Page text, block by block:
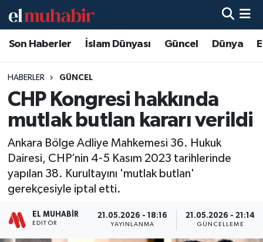
Son Haberler İslam Dünyası Güncel Dünya
HABERLER GÜNCEL
CHP Kongresi hakkında
mutlak butlan kararı verildi
Ankara Bölge Adliye Mahkemesi 36. Hukuk
Dairesi, CHP’nin 4-5 Kasım 2023 tarihlerinde
yapılan 38. Kurultayını 'mutlak butlan'
gerekçesiyle iptal etti.
EL MUHABIR
EDITÖR
21.05.2026 - 18:16
YAYINLANMA
21.05.2026 - 21:14
GÜNCELLEME
Hava Durumu
Trafik Durumu
Süper Lig Puan Durumu ve Fikstür
Son Dakika Haberleri
Haber Arşivi